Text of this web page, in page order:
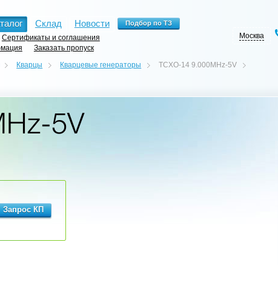
Склад Новости
Сертификаты и соглашения
Заказать пропуск
Москва
Кварцы Кварцевые генераторы TCXO-14 9.000MHz-5V
5V